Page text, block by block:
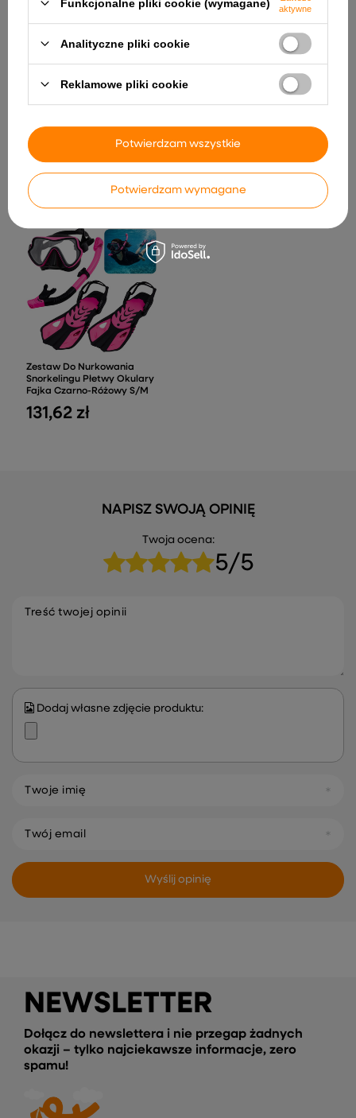
Samochód na akumulator
Mercedes G500 czerwony
877,98 zł
Huina 1501 Czerwony 1:18
381,32 zł
Zestaw Do Nurkowania
Snorkelingu Płetwy Okulary
Fajka Czarno-Różowy S/M
131,62 zł
NAPISZ SWOJĄ OPINIĘ
Twoja ocena:
5/5
Treść twojej opinii
Dodaj własne zdjęcie produktu:
Twoje imię
Twój email
Wyślij opinię
NEWSLETTER
Dołącz do newslettera i nie przegap żadnych
okazji – tylko najciekawsze informacje, zero
spamu!
Funkcjonalne pliki cookie (wymagane)
aktywne
Analityczne pliki cookie
Reklamowe pliki cookie
Potwierdzam wymagane
Potwierdzam wszystkie